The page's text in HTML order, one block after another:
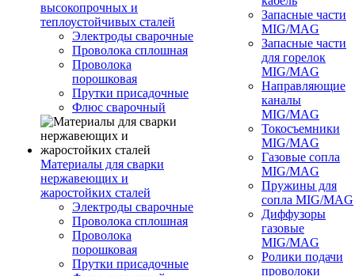
высокопрочных и
теплоустойчивых сталей
Электроды сварочные
Проволока сплошная
Проволока
порошковая
Прутки присадочные
Флюс сварочный
Материалы для сварки
нержавеющих и
жаростойких сталей
Электроды сварочные
Проволока сплошная
Проволока
порошковая
Прутки присадочные
Запасные части
MIG/MAG
Запасные части
для горелок
MIG/MAG
Направляющие
каналы
MIG/MAG
Токосъемники
MIG/MAG
Газовые сопла
MIG/MAG
Пружины для
сопла MIG/MAG
Диффузоры
газовые
MIG/MAG
Ролики подачи
проволоки